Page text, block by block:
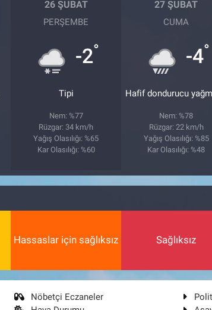
26 ŞUBAT
PERŞEMBE
-2°
Tipi
Nem: %77
Rüzgar: 34 km/h
Yağış Olasılığı: %65
Kar Olasılığı: %60
27 ŞUBAT
CUMA
-4°
Hafif dondurucu
Nem: %78
Rüzgar: 22 km/h
Yağış Olasılığı: %85
Kar Olasılığı: %48
Hassaslar için sağlıksız Sağlıksız
Nöbetçi Eczaneler